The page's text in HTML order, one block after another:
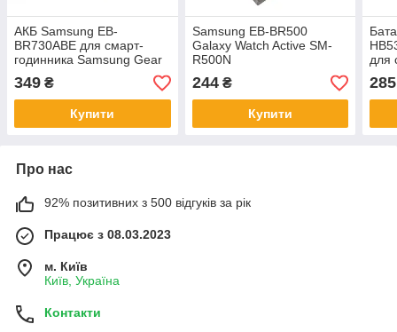
АКБ Samsung EB-
BR730ABE для смарт-
годинника Samsung Gear
R730V /GEAR S2 CLASSIC
3G
349 ₴
Купити
Samsung EB-BR500
Galaxy Watch Active SM-
R500N
244₴
Купити
для
мм
285
Про нас
92% позитивних з 500 відгуків за рік
Працює з 08.03.2023
м. Київ
Київ, Україна
Контакти